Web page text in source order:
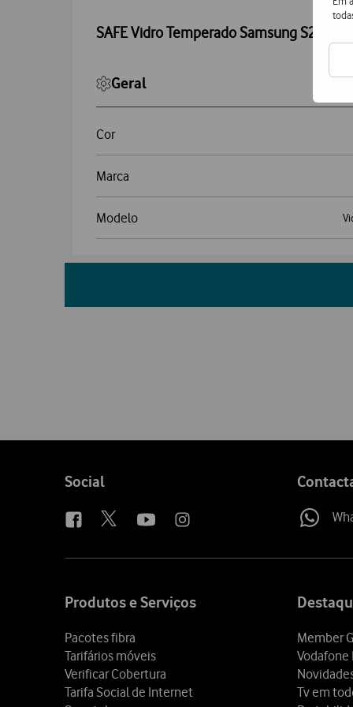
SAFE Vidro Temperado Samsung S23 FE
Geral
Cor
Marca
Modelo
Follow
Social
Produtos e Serviços
Pacotes fibra
Tarifários móveis
Verificar Cobertura
Tarifa Social de Internet
Member
Vodafone
Tv em